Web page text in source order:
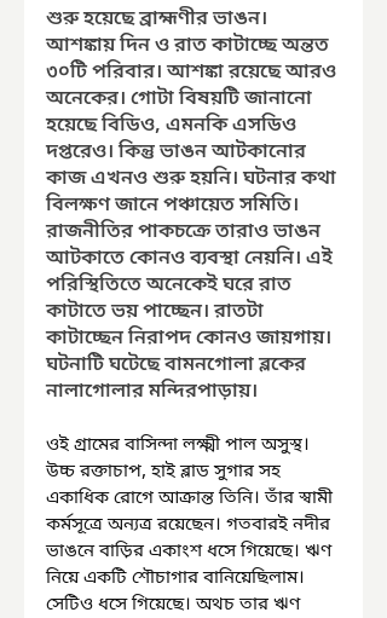
শুরু হয়েছে ব্রাহ্মণীর ভাঙন।
আশঙ্কায় দিন ও রাত কাটাচ্ছে অন্তত
৩০টি পরিবার। আশঙ্কা রয়েছে আরও
অনেকের। গোটা বিষয়টি জানানো
হয়েছে বিডিও, এমনকি এসডিও
দপ্তরেও। কিন্তু ভাঙন আটকানোর
কাজ এখনও শুরু হয়নি। ঘটনার কথা
বিলক্ষণ জানে পঞ্চায়েত সমিতি।
রাজনীতির পাকচক্রে তারাও ভাঙন
আটকাতে কোনও ব্যবস্থা নেয়নি। এই
পরিস্থিতিতে অনেকেই ঘরে রাত
কাটাতে ভয় পাচ্ছেন। রাতটা
কাটাচ্ছেন নিরাপদ কোনও জায়গায়।
ঘটনাটি ঘটেছে বামনগোলা ব্লকের
নালাগোলার মন্দিরপাড়ায়।
ওই গ্রামের বাসিন্দা লক্ষ্মী পাল অসুস্থ।
উচ্চ রক্তাচাপ, হাই ব্লাড সুগার সহ
একাধিক রোগে আক্রান্ত তিনি। তাঁর স্বামী
কর্মসূত্রে অন্যত্র রয়েছেন। গতবারই নদীর
ভাঙনে বাড়ির একাংশ ধসে গিয়েছে। ঋণ
নিয়ে একটি শৌচাগার বানিয়েছিলাম।
সেটিও ধসে গিয়েছে। অথচ তার ঋণ